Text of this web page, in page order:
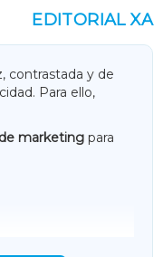
EDITORIAL XA
contrastada y de
Para ello,
marketing para